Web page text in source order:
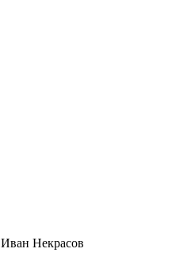
Иван Некрасов